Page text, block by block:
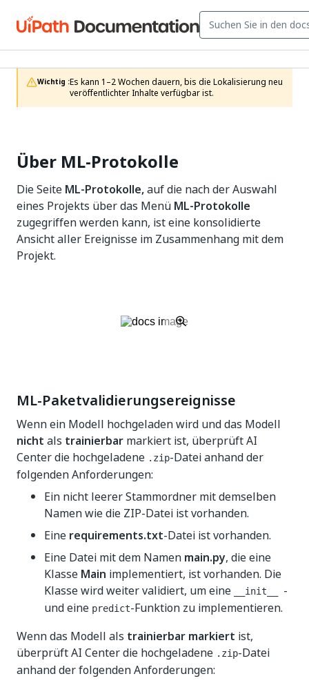
Wichtig :Es kann 1–2 Wochen dauern, bis die Lokalisierung neu
veröffentlichter Inhalte verfügbar ist.
Über ML-Protokolle
Die Seite ML-Protokolle,auf die nach der Auswahl
eines Projekts über das Menü ML-Protokolle
zugegriffen werden kann, ist eine konsolidierte
Ansicht aller Ereignisse im Zusammenhang mit dem
Projekt.
ML-Paketvalidierungsereignisse
Wenn ein Modell hochgeladen wird und das Modell
nicht als trainierbar markiert ist, überprüft AI
Center die hochgeladene .zip-Datei anhand der
folgenden Anforderungen:
Ein nicht leerer Stammordner mit demselben
Namen wie die ZIP-Datei ist vorhanden.
Eine requirements.txt-Datei ist vorhanden.
Eine Datei mit dem Namen main.py, die eine
Klasse Main implementiert, ist vorhanden. Die
Klasse wird weiter validiert, um eine
__init__ -
und eine predict-Funktion zu implementieren.
Wenn das Modell als trainierbar markiert ist,
überprüft AI Center die hochgeladene .zip-Datei
anhand der folgenden Anforderungen: